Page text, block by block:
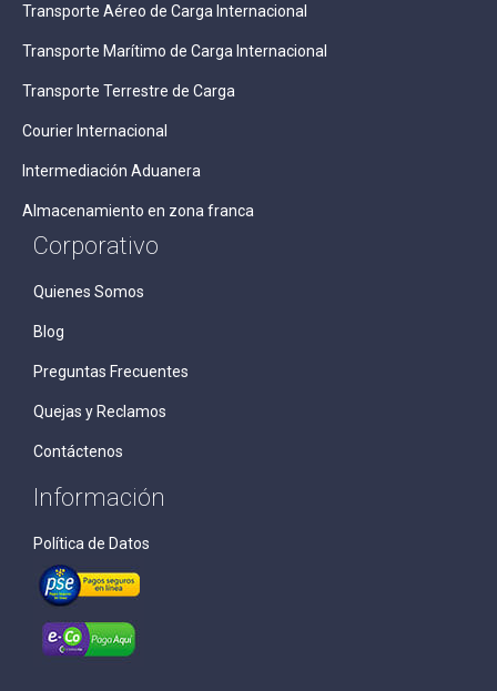
Transporte Aéreo de Carga Internacional
Transporte Marítimo de Carga Internacional
Transporte Terrestre de Carga
Courier Internacional
Intermediación Aduanera
Almacenamiento en zona franca
Corporativo
Quienes Somos
Blog
Preguntas Frecuentes
Quejas y Reclamos
Contáctenos
Información
Política de Datos